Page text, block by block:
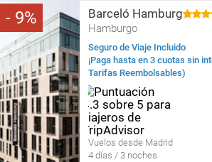
9 Barceló Hamburg
Hamburgo
Seguro de Viaje Incluido
¡Paga hasta en 3 cuotas sin
Tarifas Reembolsables)
Vuelos desde Madrid
4 días / 3 noches